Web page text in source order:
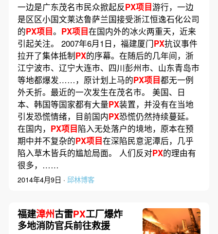
一边是广东茂名市民众掀起反PX项目游行，一边
是区区小国文莱达鲁萨兰国接受浙江恒逸石化公司
的PX项目。 PX项目在国内外的冰火两重天，近来
引起关注。 2007年6月1日，福建厦门PX抗议事件
拉开了集体抵制PX的序幕。在随后的几年间，浙
江宁波市、辽宁大连市、四川彭州市、山东青岛市
等地都爆发……，原计划上马的PX项目都无一例
外夭折。最近的一次发生在茂名市。 美国、日
本、韩国等国家都有大量PX装置，并没有在当地
引发恐慌情绪，目前国内PX恐慌仍然持续蔓延。
在国内， PX项目陷入无处落户的境地，原本在预
期中并不复杂的PX项目在深陷民意泥潭后，几乎
陷入草木皆兵的尴尬局面。 人们反对PX的理由有
很多，……
2014年4月9日 · 邱林博客
福建漳州古雷PX工厂爆炸
多地消防官兵前往救援